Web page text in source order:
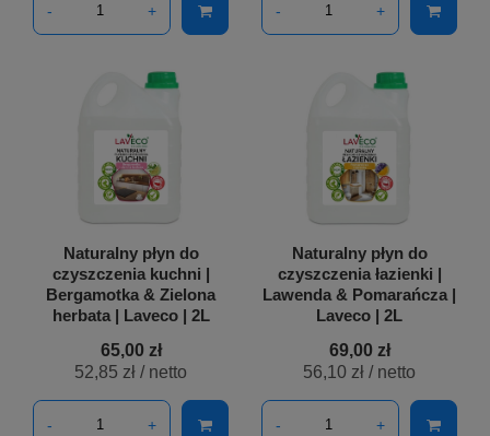
- + - +
Naturalny płyn do
czyszczenia kuchni |
Bergamotka & Zielona
herbata | Laveco | 2L
65,00 zł
52,85 zł / netto
- +
Naturalny płyn do
czyszczenia łazienki |
Lawenda & Pomarańcza |
Laveco | 2L
69,00 zł
56,10 zł / netto
- +